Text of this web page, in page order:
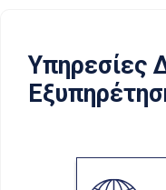
Υπηρεσίες